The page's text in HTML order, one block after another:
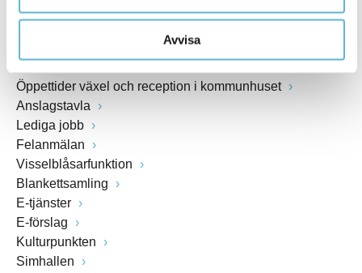
Avvisa
Öppettider växel och reception i kommunhuset
Anslagstavla
Lediga jobb
Felanmälan
Visselblåsarfunktion
Blankettsamling
E-tjänster
E-förslag
Kulturpunkten
Simhallen